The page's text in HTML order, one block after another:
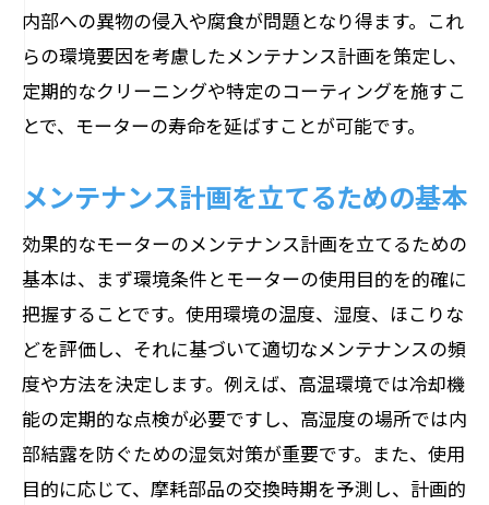
正しいモーターの取り扱い方法
多様な環境下での保護対策
ベアリングの摩耗チェック
最新技術を活用したメンテナンス
ンテナンス手法
電気的ケーブルの点検方法
ベルトやチェーンの調整と管理
空気流管理の最適化
コア部分のクリーニング手法
オーバーロードの防止策
予防的メンテナンスの実践例
実践すべきモーター寿命延長のためのメンテ
内部への異物の侵入や腐食が問題となり得ます。これ
らの環境要因を考慮したメンテナンス計画を策定し、
定期的なクリーニングや特定のコーティングを施すこ
とで、モーターの寿命を延ばすことが可能です。
メンテナンス計画を立てるための基本
効果的なモーターのメンテナンス計画を立てるための
基本は、まず環境条件とモーターの使用目的を的確に
把握することです。使用環境の温度、湿度、ほこりな
どを評価し、それに基づいて適切なメンテナンスの頻
度や方法を決定します。例えば、高温環境では冷却機
能の定期的な点検が必要ですし、高湿度の場所では内
部結露を防ぐための湿気対策が重要です。また、使用
目的に応じて、摩耗部品の交換時期を予測し、計画的